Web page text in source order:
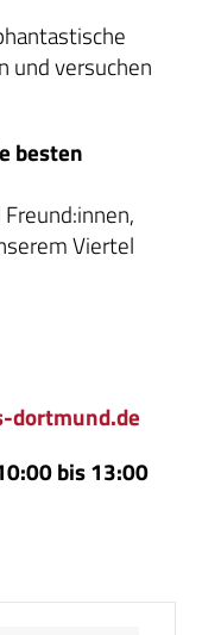
und versuchen
besten
Viertel
dortmund.de
bis 13:00